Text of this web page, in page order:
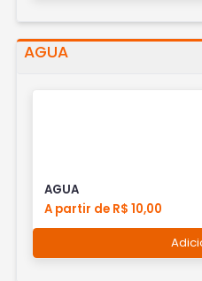
AGUA
AGUA
A partir de R$ 10,00